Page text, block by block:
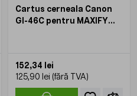
Cartus cerneala Canon
GI-46C pentru MAXIFY
152,34 lei
125,90 lei